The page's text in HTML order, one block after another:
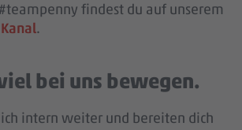
findest du auf unserem
Kanal.
bei uns bewegen.
intern weiter und bereiten dich